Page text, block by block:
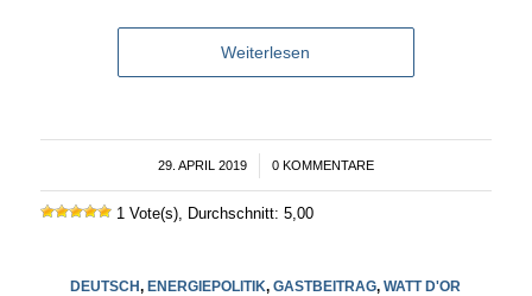
Weiterlesen
29. APRIL 2019
/ 0 KOMMENTARE
1 Vote(s), Durchschnitt: 5,00
DEUTSCH, ENERGIEPOLITIK,GASTBEITRAG,WATT D'OR